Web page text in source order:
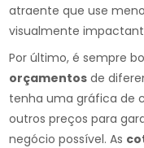
atraente que use
visualmente
Por último, é sempre
orçamentos de
tenha uma gráfica de
outros preços para
negócio possível. As